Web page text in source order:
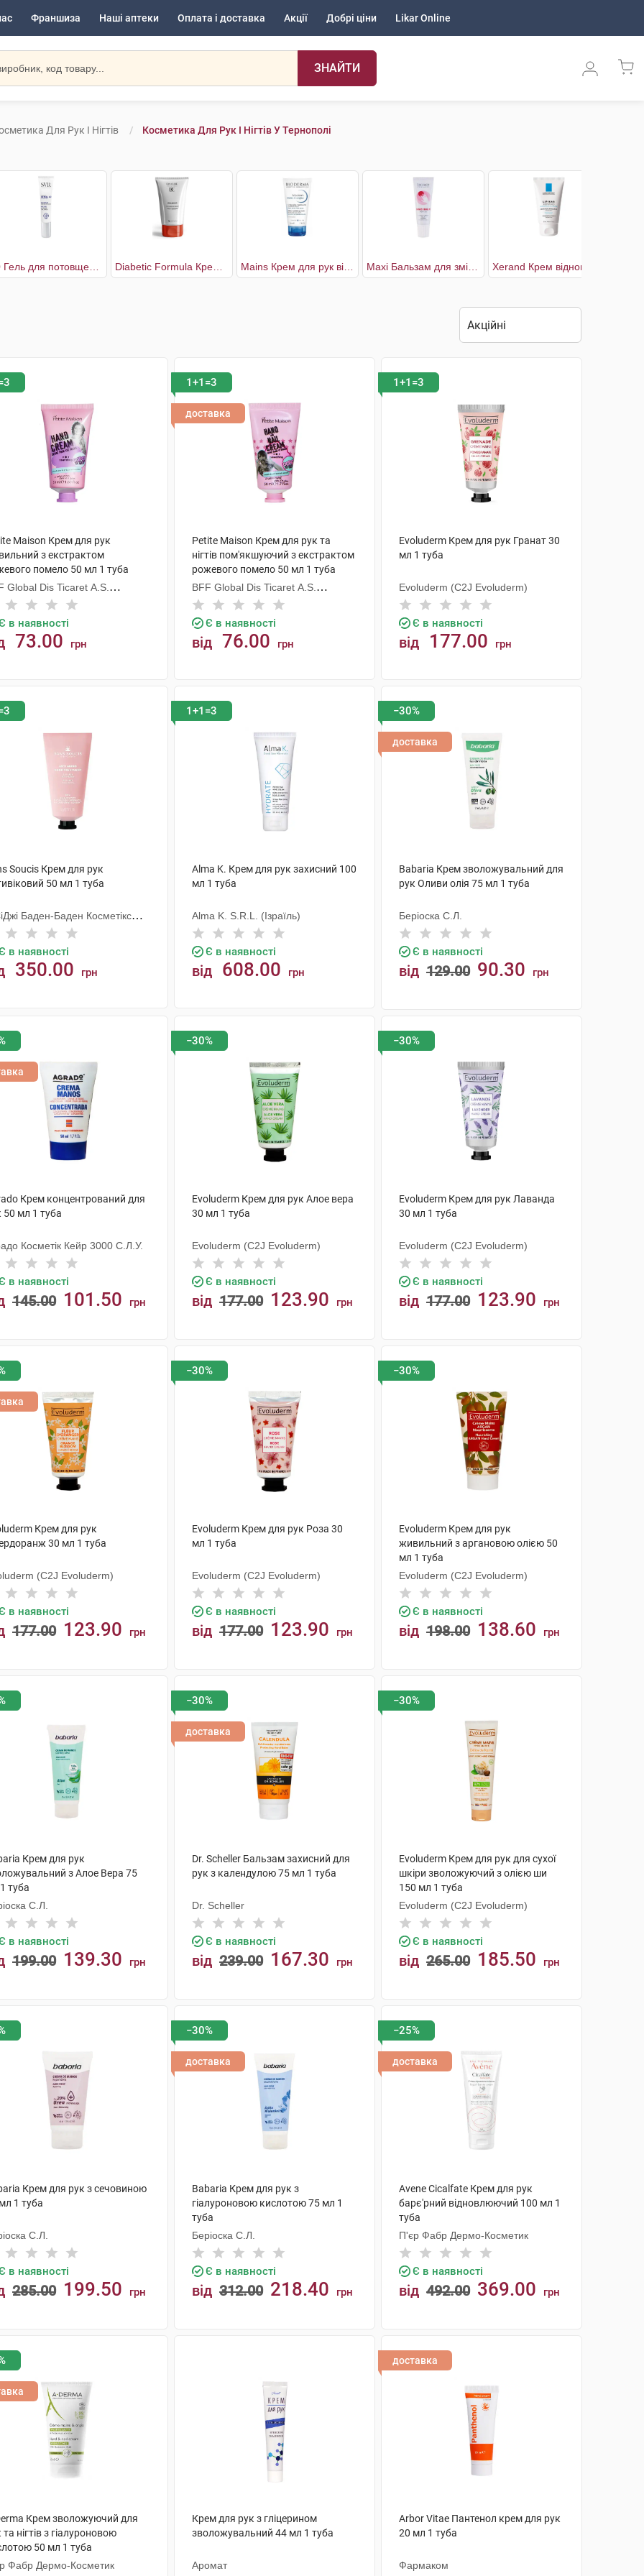
Франшиза Наші аптеки Оплата і доставка Акції Добрі ціни Likar Online
ЗНАЙТИ
Для Рук І Нігтів Косметика Для Рук І Нігтів У Тернополі
Maison Крем для рук
з екстрактом
помело 50 мл 1 туба
Global Dis Ticaret A.S.
в наявності
73.00 грн
1+1=3
доставка
Petite Maison Крем для рук та
нігтів пом'якшуючий з екстрактом
рожевого помело 50 мл 1 туба
BFF Global Dis Ticaret A.S.
(Туреччина)
Є в наявності
від 76.00 грн
1+1=3
Evoluderm Крем для рук Гранат 30
мл 1 туба
Evoluderm (C2J Evoluderm)
Є в наявності
від 177.00 грн
Soucis Крем для рук
50 мл 1 туба
Баден-Баден Косметікс
Гмбх
в наявності
350.00 грн
1+1=3
Alma K. Крем для рук захисний 100
мл 1 туба
Alma K. S.R.L. (Ізраїль)
Є в наявності
від 608.00 грн
−30%
доставка
Babaria Крем зволожувальний для
рук Оливи олія 75 мл 1 туба
Беріоска С.Л.
Є в наявності
від 129.00 90.30 грн
Крем концентрований для
50 мл 1 туба
Косметік Кейр 3000 С.Л.У.
в наявності
145.00 101.50 грн
−30%
Evoluderm Крем для рук Алое вера
30 мл 1 туба
Evoluderm (C2J Evoluderm)
Є в наявності
від 177.00 123.90 грн
−30%
Evoluderm Крем для рук Лаванда
30 мл 1 туба
Evoluderm (C2J Evoluderm)
Є в наявності
від 177.00 123.90 грн
Крем для рук
30 мл 1 туба
(C2J Evoluderm)
в наявності
177.00 123.90 грн
−30%
Evoluderm Крем для рук Роза 30
мл 1 туба
Evoluderm (C2J Evoluderm)
Є в наявності
від 177.00 123.90 грн
−30%
Evoluderm Крем для рук
живильний з аргановою олією 50
мл 1 туба
Evoluderm (C2J Evoluderm)
Є в наявності
від 198.00 138.60 грн
Крем для рук
з Алое Вера 75
туба
С.Л.
в наявності
199.00 139.30 грн
−30%
доставка
Dr. Scheller Бальзам захисний для
рук з календулою 75 мл 1 туба
Dr. Scheller
Є в наявності
від 239.00 167.30 грн
−30%
Evoluderm Крем для рук для сухої
шкіри зволожуючий з олією ши
150 мл 1 туба
Evoluderm (C2J Evoluderm)
Є в наявності
від 265.00 185.50 грн
Крем для рук з сечовиною
1 туба
С.Л.
в наявності
285.00 199.50 грн
−30%
доставка
Babaria Крем для рук з
гіалуроновою кислотою 75 мл 1
туба
Беріоска С.Л.
Є в наявності
від 312.00 218.40 грн
−25%
доставка
Avene Cicalfate Крем для рук
барє'рний відновлюючий 100 мл 1
туба
П'єр Фабр Дермо-Косметик
Є в наявності
від 492.00 369.00 грн
Крем зволожуючий для
та нігтів з гіалуроновою
50 мл 1 туба
Фабр Дермо-Косметик
Крем для рук з гліцерином
зволожувальний 44 мл 1 туба
Аромат
доставка
Arbor Vitae Пантенол крем для рук
20 мл 1 туба
Фармаком